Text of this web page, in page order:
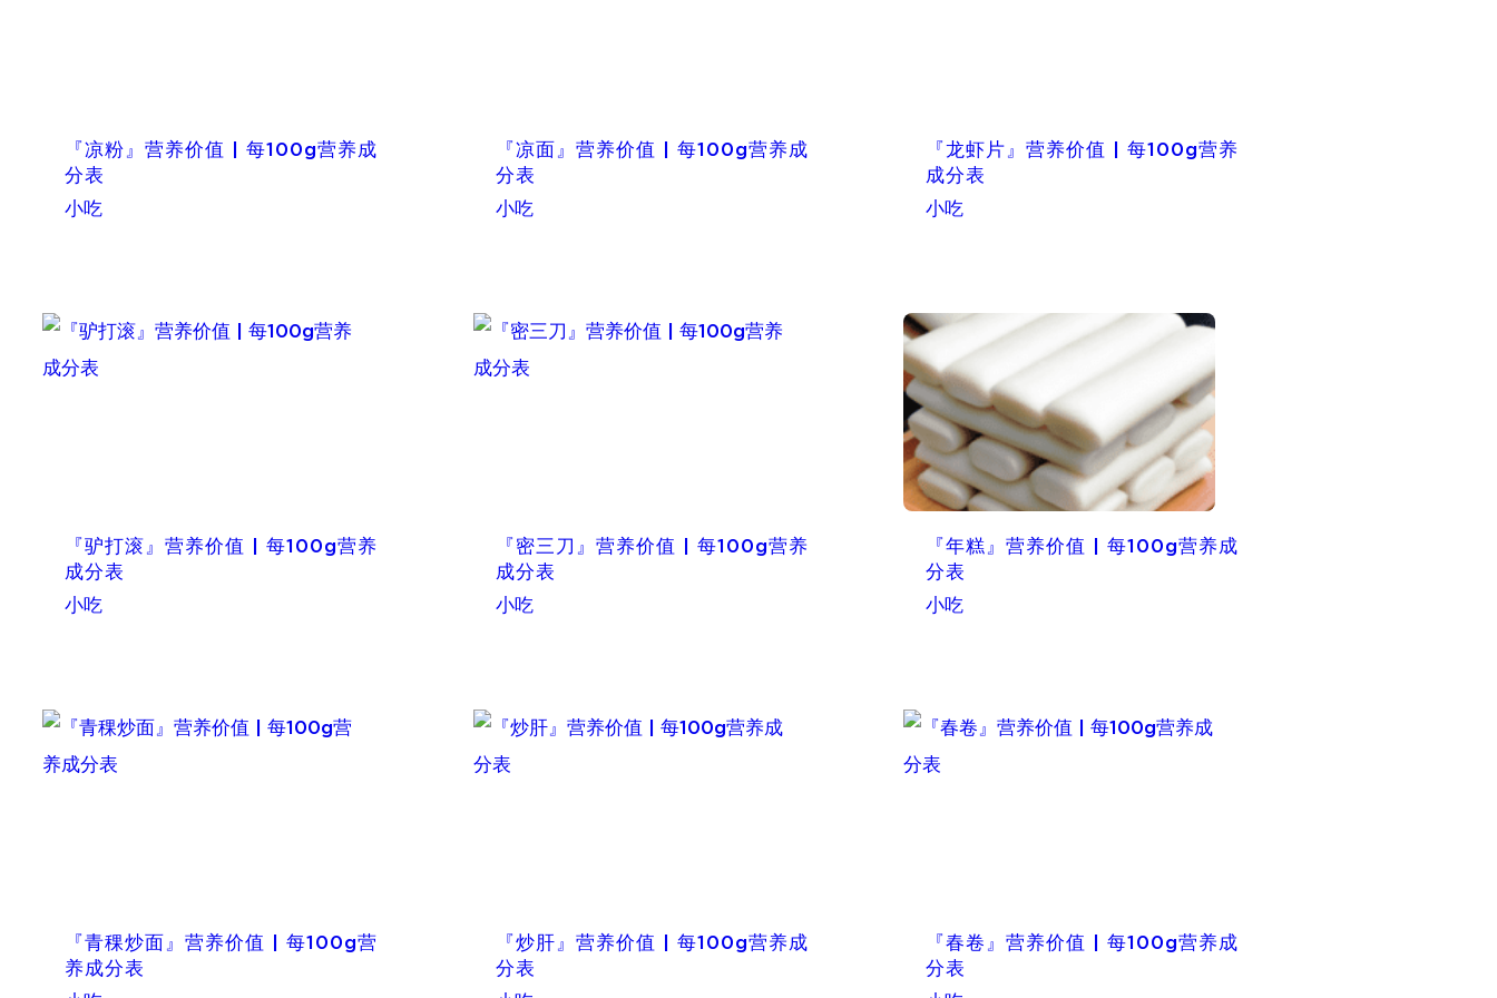
『凉粉』营养价值 | 每100g营养成
分表
小吃
『凉面』营养价值 | 每100g营养成
分表
小吃
『龙虾片』营养价值 | 每100g营养
成分表
小吃
『驴打滚』营养价值 | 每100g营养
成分表
小吃
『密三刀』营养价值 | 每100g营养
成分表
小吃
『年糕』营养价值 | 每100g营养成
分表
小吃
『青稞炒面』营养价值 | 每100g营
养成分表
『炒肝』营养价值 | 每100g营养成
分表
『春卷』营养价值 | 每100g营养成
分表